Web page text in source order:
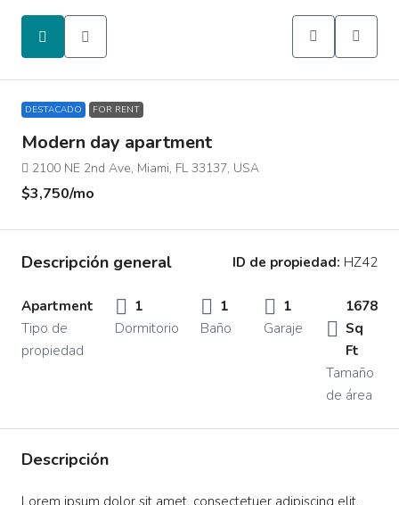
DESTACADO FOR RENT
Modern day apartment
2100 NE 2nd Ave, Miami, FL 33137, USA
$3,750/mo
Descripción general ID de propiedad: HZ42
Apartment
Tipo de
propiedad
1
Dormitorio
1
Baño
1
Garaje
1678
Sq
Ft
Tamaño
de área
Descripción
Lorem ipsum dolor sit amet, consectetuer adipiscing elit,